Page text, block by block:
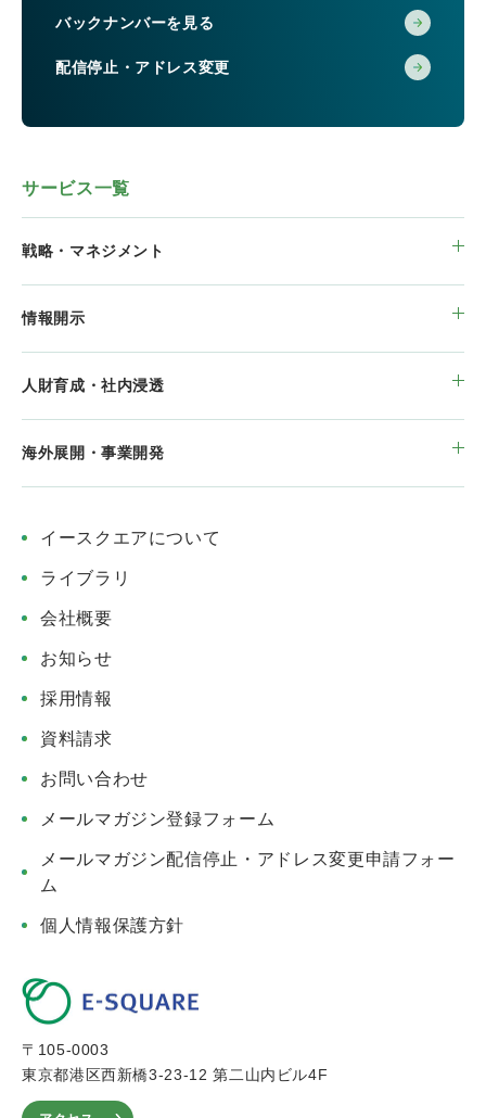
バックナンバーを見る
配信停止・アドレス変更
サービス一覧
戦略・マネジメント
情報開示
人財育成・社内浸透
海外展開・事業開発
イースクエアについて
ライブラリ
会社概要
お知らせ
採用情報
資料請求
お問い合わせ
メールマガジン登録フォーム
メールマガジン配信停止・アドレス変更申請フォー
ム
個人情報保護方針
〒105-0003
東京都港区西新橋3-23-12 第二山内ビル4F